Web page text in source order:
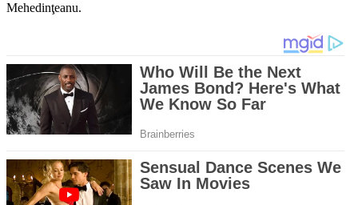
Mehedinţeanu.